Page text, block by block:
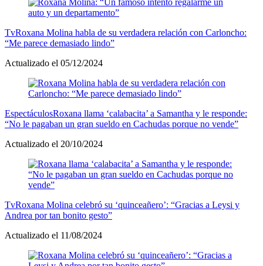
TvRoxana Molina habla de su verdadera relación con Carloncho:
“Me parece demasiado lindo”
Actualizado el 05/12/2024
EspectáculosRoxana llama ‘calabacita’ a Samantha y le responde:
“No le pagaban un gran sueldo en Cachudas porque no vende”
Actualizado el 20/10/2024
TvRoxana Molina celebró su ‘quinceañero’: “Gracias a Leysi y
Andrea por tan bonito gesto”
Actualizado el 11/08/2024